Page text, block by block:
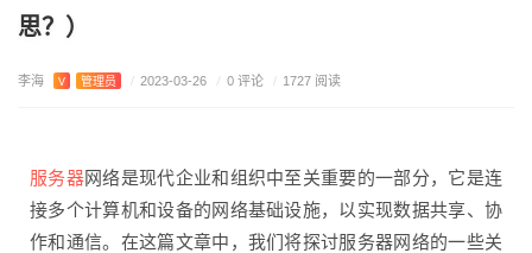
思？）
李海 V 管理员 / 2023-03-26 / 0 评论 / 1727 阅读
服务器网络是现代企业和组织中至关重要的一部分，它是连
接多个计算机和设备的网络基础设施，以实现数据共享、协
作和通信。在这篇文章中，我们将探讨服务器网络的一些关